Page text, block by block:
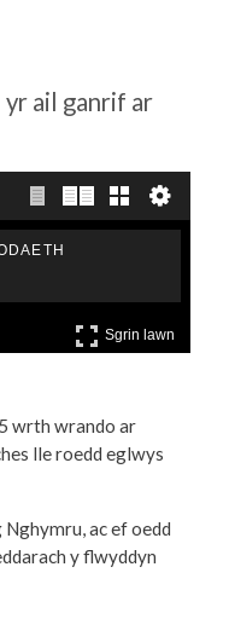
ail ganrif ar
wrth wrando ar
lle roedd eglwys
ac ef oedd
y flwyddyn